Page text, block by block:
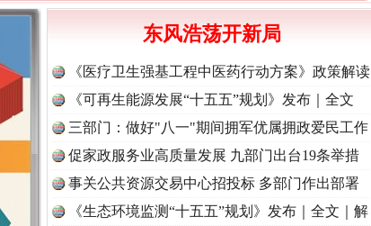
东风浩荡开新局
《医疗卫生强基工程中医药行动方案》政策解读
《可再生能源发展“十五五”规划》发布｜全文
三部门：做好"八一"期间拥军优属拥政爱民工作
促家政服务业高质量发展 九部门出台19条举措
事关公共资源交易中心招投标 多部门作出部署
《生态环境监测“十五五”规划》发布｜全文｜解